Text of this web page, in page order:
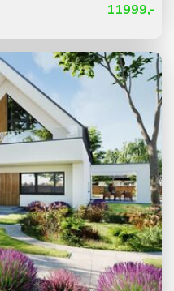
11999,-